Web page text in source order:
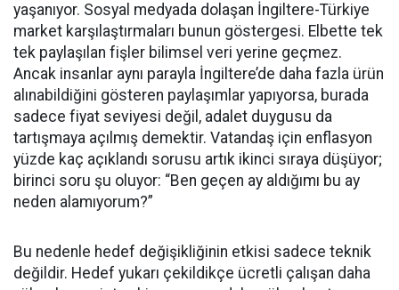
yaşanıyor. Sosyal medyada dolaşan İngiltere-Türkiye
market karşılaştırmaları bunun göstergesi. Elbette tek
tek paylaşılan fişler bilimsel veri yerine geçmez.
Ancak insanlar aynı parayla İngiltere’de daha fazla ürün
alınabildiğini gösteren paylaşımlar yapıyorsa, burada
sadece fiyat seviyesi değil, adalet duygusu da
tartışmaya açılmış demektir. Vatandaş için enflasyon
yüzde kaç açıklandı sorusu artık ikinci sıraya düşüyor;
birinci soru şu oluyor: “Ben geçen ay aldığımı bu ay
neden alamıyorum?”
Bu nedenle hedef değişikliğinin etkisi sadece teknik
değildir. Hedef yukarı çekildikçe ücretli çalışan daha